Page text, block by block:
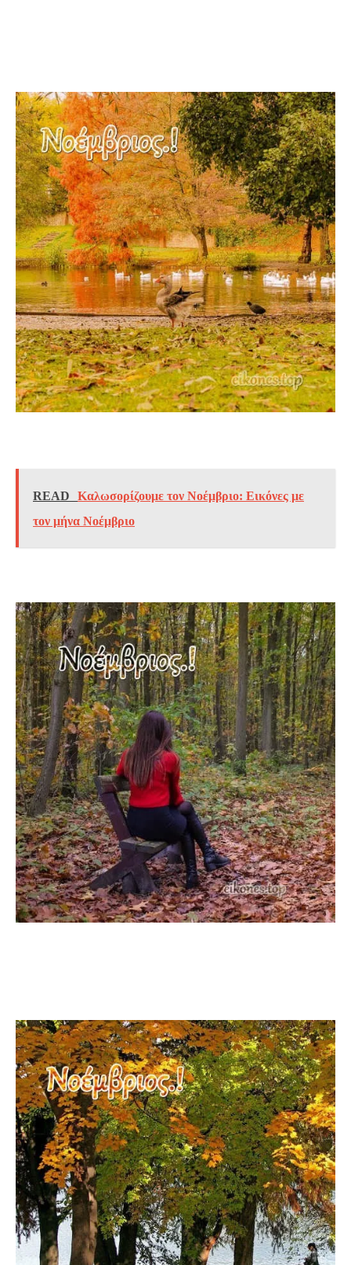
READ
Καλωσορίζουμε τον Νοέμβριο: Εικόνες με
τον μήνα Νοέμβριο